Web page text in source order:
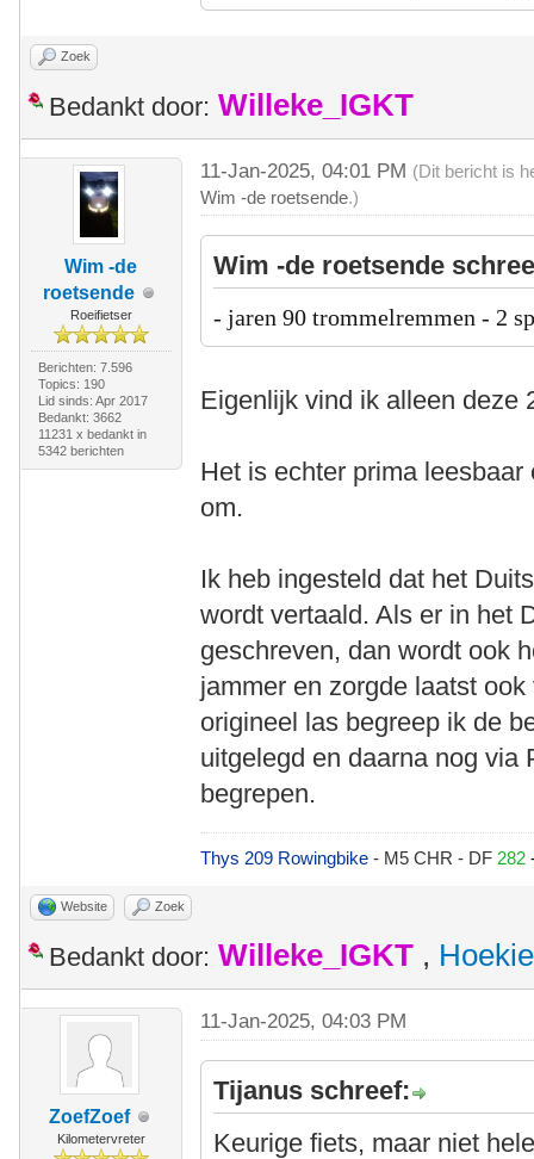
Zoek
Bedankt door: Willeke_IGKT
Wim -de
roetsende
Roeifietser
Berichten: 7.596
Topics: 190
Lid sinds: Apr 2017
Bedankt: 3662
11231 x bedankt in
5342 berichten
11-Jan-2025, 04:01 PM (Dit bericht is
Wim -de roetsende.)
Wim -de roetsende
- jaren 90 trommelremmen- 2
Eigenlijk vind ik alleen deze
Het is echter prima
om.
Ik heb ingesteld dat het
wordt vertaald. Als er in het
geschreven, dan wordt ook
jammer en zorgde laatst
origineel las begreep ik de
uitgelegd en daarna nog via
begrepen.
Thys 209 Rowingbike- M5 CHR - DF 282
Website Zoek
Bedankt door: Willeke_IGKT , Hoekie
ZoefZoef
Kilometervreter
11-Jan-2025, 04:03 PM
Tijanus schreef:
Keurige fiets, maar niet